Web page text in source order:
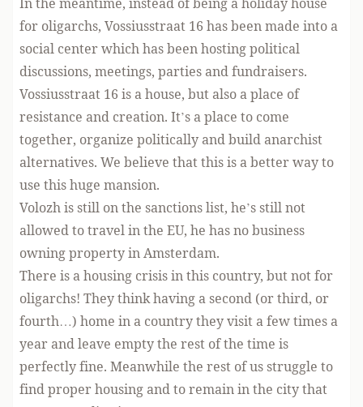
for oligarchs, Vossiusstraat 16 has been made into a
social center which has been hosting political
discussions, meetings, parties and fundraisers.
Vossiusstraat 16 is a house, but also a place of
resistance and creation. It’s a place to come
together, organize politically and build anarchist
alternatives. We believe that this is a better way to
use this huge mansion.
Volozh is still on the sanctions list, he’s still not
allowed to travel in the EU, he has no business
owning property in Amsterdam.
There is a housing crisis in this country, but not for
oligarchs! They think having a second (or third, or
fourth…) home in a country they visit a few times a
year and leave empty the rest of the time is
perfectly fine. Meanwhile the rest of us struggle to
find proper housing and to remain in the city that